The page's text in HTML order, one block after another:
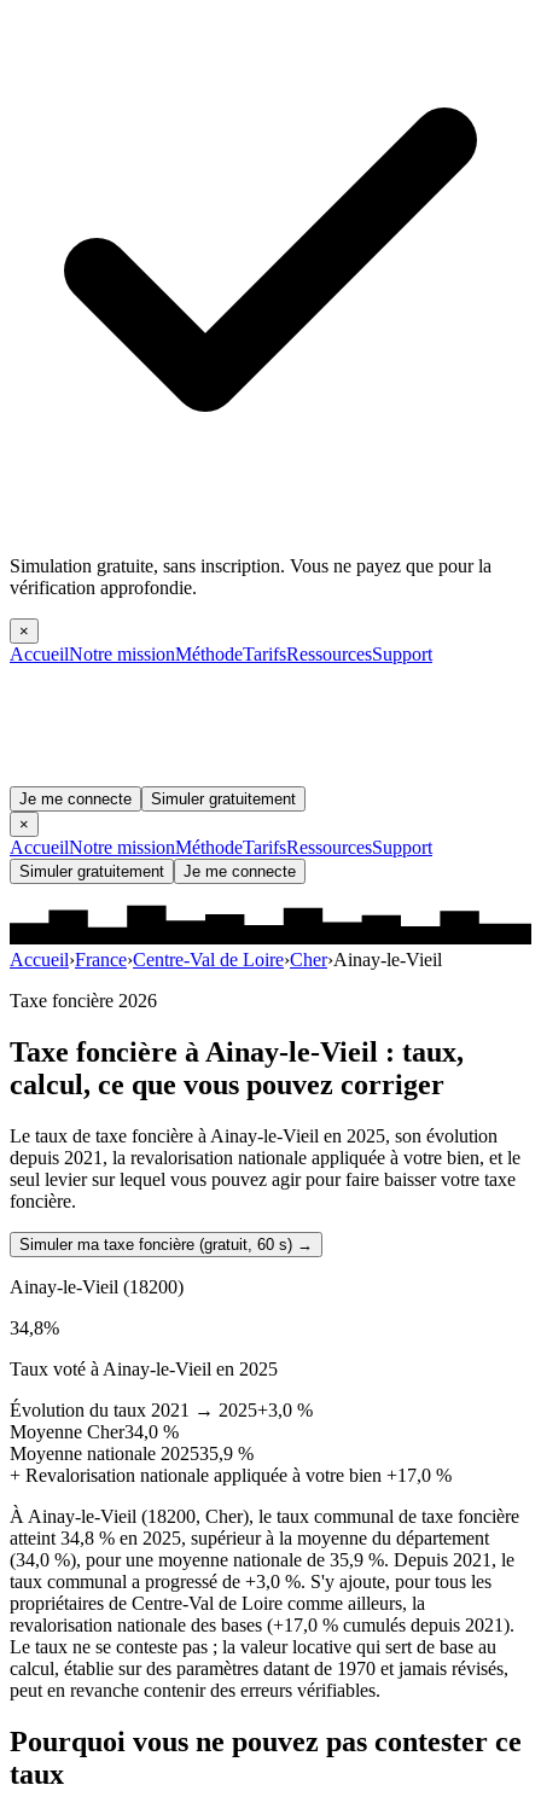
Simulation gratuite, sans inscription. Vous ne payez que pour la
vérification approfondie.
×
AccueilNotre missionMéthodeTarifsRessourcesSupport
Je me connecte
Simuler gratuitement
×
AccueilNotre missionMéthodeTarifsRessourcesSupport
Simuler gratuitement Je me connecte
Accueil›France›Centre-Val de Loire›Cher›Ainay-le-Vieil
Taxe foncière 2026
Taxe foncière àAinay-le-Vieil : taux,
calcul, ce que vous pouvez corriger
Le taux de taxe foncière à Ainay-le-Vieil en 2025, son évolution
depuis 2021, la revalorisation nationale appliquée à votre bien, et le
seul levier sur lequel vous pouvez agir pour faire baisser votre taxe
foncière.
Simuler ma taxe foncière (gratuit, 60 s) →
Ainay-le-Vieil (18200)
34,8%
Taux voté à Ainay-le-Vieil en 2025
Évolution du taux 2021 → 2025+3,0 %
Moyenne Cher34,0 %
Moyenne nationale 202535,9 %
+ Revalorisation nationale appliquée à votre bien +17,0 %
À Ainay-le-Vieil (18200, Cher), le taux communal de taxe foncière
atteint 34,8 % en 2025, supérieur à la moyenne du département
(34,0 %), pour une moyenne nationale de 35,9 %. Depuis 2021, le
taux communal a progressé de +3,0 %. S'y ajoute, pour tous les
propriétaires de Centre-Val de Loire comme ailleurs, la
revalorisation nationale des bases (+17,0 % cumulés depuis 2021).
Le taux ne se conteste pas ; la valeur locative qui sert de base au
calcul, établie sur des paramètres datant de 1970 et jamais révisés,
peut en revanche contenir des erreurs vérifiables.
Pourquoi vous ne pouvez pas contester ce
taux